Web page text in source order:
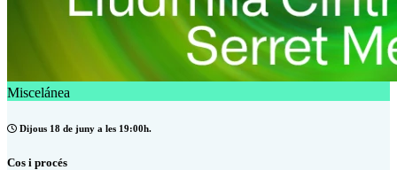
Miscelánea
Dijous 18 de juny a les 19:00h.
Cos i procés